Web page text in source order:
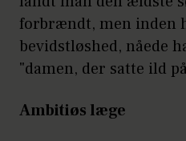
forbrændt, men inden
bevidstløshed, nåede
"damen, der satte ild
Ambitiøs læge